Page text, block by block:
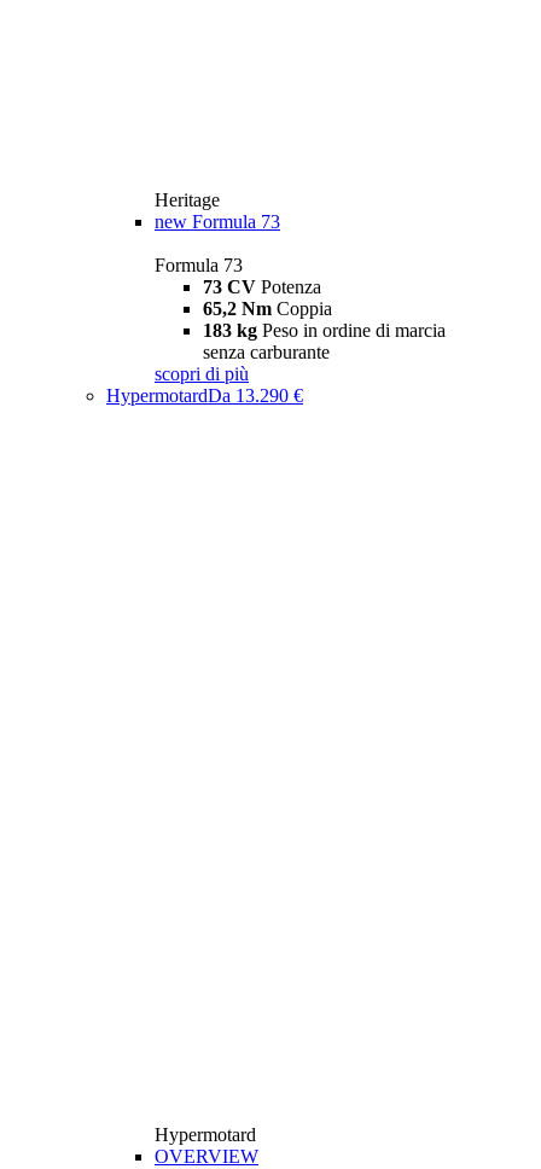
Heritage
new Formula 73
Formula 73
73 CV Potenza
65,2 Nm Coppia
183 kg Peso in ordine di marcia
senza carburante
scopri di più
HypermotardDa 13.290 €
Hypermotard
OVERVIEW